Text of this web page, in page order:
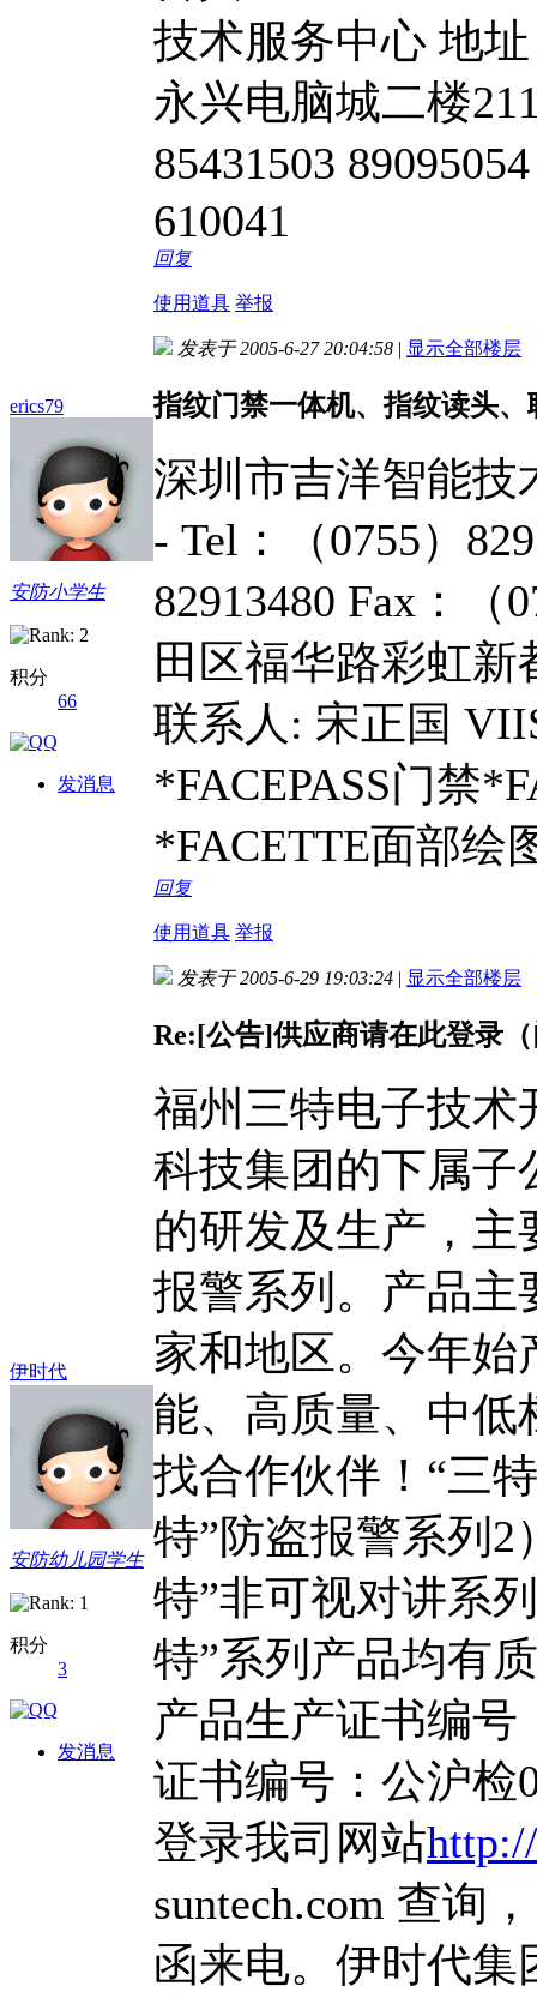
技术服务中心 地
永兴电脑城二楼
85431503
610041
回复
使用道具 举报
erics79
安防小学生
积分
66
发消息
发表于 2005-6-27 20:04:58 | 显示全部楼层
指纹门禁一体机、指纹读头、
深圳市吉洋智能技
- Tel：（0755）
82913480 Fax：（
田区福华路彩虹新
联系人: 宋正国
*FACEPASS门禁
*FACETTE面部绘
回复
使用道具 举报
伊时代
安防幼儿园学生
积分
3
发消息
发表于 2005-6-29 19:03:24 | 显示全部楼层
Re:[公告]供应商请在此登录
福州三特电子技术
科技集团的下属子
的研发及生产，
报警系列。产品主
家和地区。今年
能、高质量、中低
找合作伙伴！“三
特”防盗报警系列2
特”非可视对讲系
特”系列产品均有
产品生产证书编号
证书编号：公沪检
登录我司网站
suntech.com 查询
函来电。伊时代